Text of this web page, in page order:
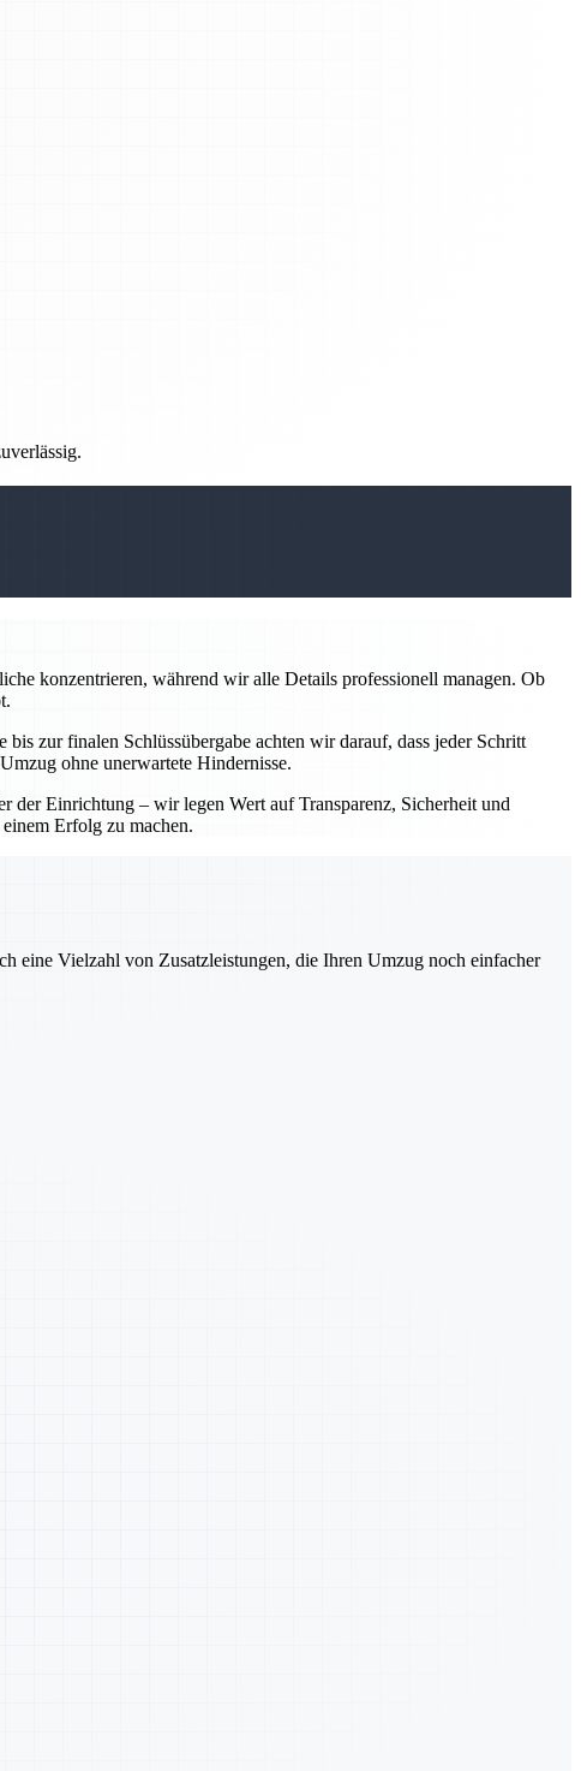
konzentrieren, während wir alle Details professionell managen. Ob
zur finalen Schlüssübergabe achten wir darauf, dass jeder Schritt
ohne unerwartete Hindernisse.
der Einrichtung – wir legen Wert auf Transparenz, Sicherheit und
Erfolg zu machen.
eine Vielzahl von Zusatzleistungen, die Ihren Umzug noch einfacher